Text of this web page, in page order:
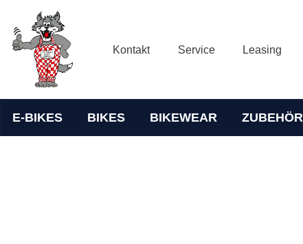
Kontakt Service Leasing
E-BIKES BIKES BIKEWEAR ZUBEHÖR